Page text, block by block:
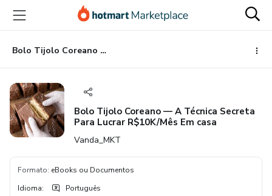
para
conteúdo
principal
para
pagamento
para
rodapé
Bolo Tijolo Coreano — A Técnica Secreta Para Lucrar R$10K/Mês Em casa
Bolo Tijolo Coreano — A Técnica Secreta
Para Lucrar R$10K/Mês Em casa
Vanda_MKT
Formato: eBooks ou Documentos
Idioma: Português